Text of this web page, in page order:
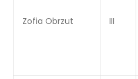
Zofia Obrzut III